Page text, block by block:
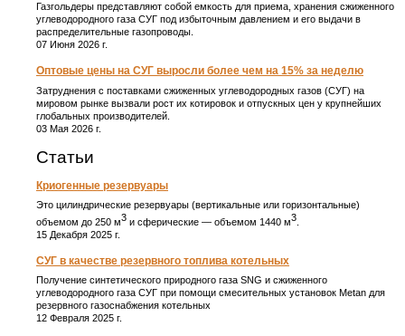
Газгольдеры представляют собой емкость для приема, хранения сжиженного
углеводородного газа СУГ под избыточным давлением и его выдачи в
распределительные газопроводы.
07 Июня 2026 г.
Оптовые цены на СУГ выросли более чем на 15% за неделю
Затруднения с поставками сжиженных углеводородных газов (СУГ) на
мировом рынке вызвали рост их котировок и отпускных цен у крупнейших
глобальных производителей.
03 Мая 2026 г.
Статьи
Криогенные резервуары
Это цилиндрические резервуары (вертикальные или горизонтальные)
объемом до 250 м3 и сферические ― объемом 1440 м3
15 Декабря 2025 г.
СУГ в качестве резервного топлива котельных
Получение синтетического природного газа SNG и сжиженного
углеводородного газа СУГ при помощи смесительных установок Metan для
резервного газоснабжения котельных
12 Февраля 2025 г.